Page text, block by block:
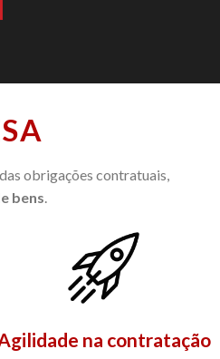
obrigações contratuais,
bens
na contratação